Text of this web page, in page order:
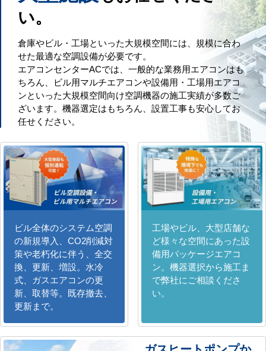
い。
倉庫やビル・工場といった大規模空間には、規模に合わ
せた最適な空調設備が必要です。
エアコンセンターACでは、一般的な業務用エアコンはも
ちろん、ビル用マルチエアコンや設備用・工場用エアコ
ンといった大規模空間向け空調機器の施工実績が多数ご
ざいます。機器選定はもちろん、設置工事も安心してお
任せください。
ビル全体のシステム空調
の新規導入、CO2削減対
策や老朽化に伴う、全交
換、更新、増設。水冷
式、ガスエアコンの更
新、取替等。既存撤去、
更新まで。
工場やビル、大型店舗な
ど様々な空間にあった設
備用パッケージエアコ
ン。機器選択から施工ま
で弊社にご相談くださ
い。